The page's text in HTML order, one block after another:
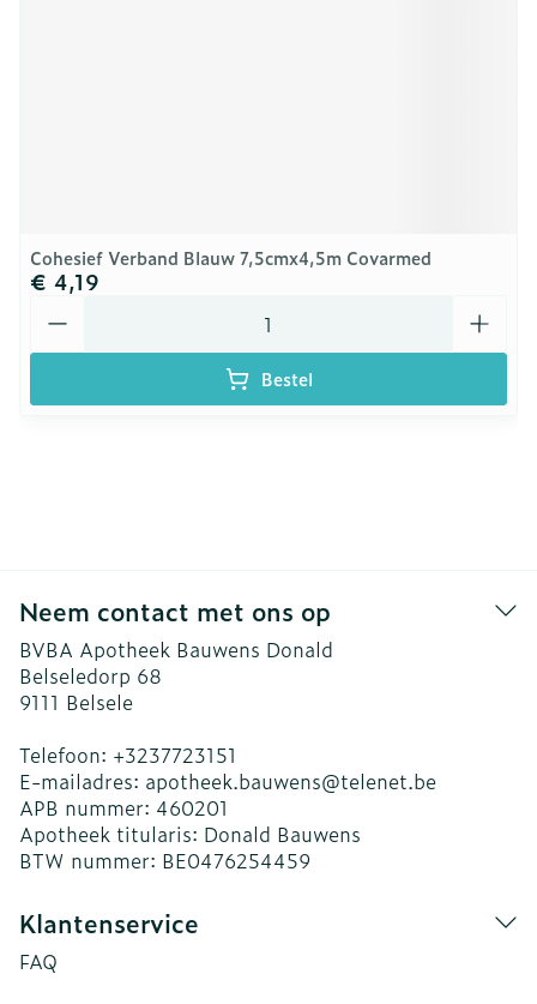
Cohesief Verband Blauw 7,5cmx4,5m Covarmed
€ 4,19
Bestel
Neem contact met ons op
BVBA Apotheek Bauwens Donald
Belseledorp 68
9111 Belsele
Telefoon: +3237723151
E-mailadres: apotheek.bauwens@telenet.be
APB nummer: 460201
Apotheek titularis: Donald Bauwens
BTW nummer: BE0476254459
Klantenservice
FAQ